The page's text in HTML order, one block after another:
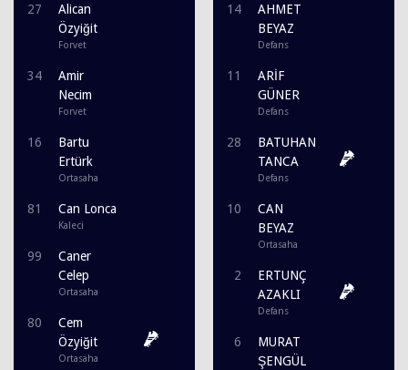
27
Alican
Özyiğit
Forvet
34
Amir
Necim
Forvet
16
Bartu
Ertürk
Ortasaha
81 Can Lonca
Kaleci
99
Caner
Celep
Ortasaha
80
Cem
Özyiğit
Ortasaha
14
AHMET
BEYAZ
Defans
11
ARİF
GÜNER
Defans
28
BATUHAN
TANCA
Defans
10
CAN
BEYAZ
Ortasaha
2
ERTUNÇ
AZAKLI
Defans
6
MURAT
ŞENGÜL